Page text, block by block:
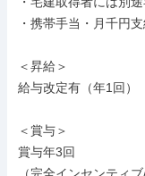
・携帯手当・月千円
＜昇給＞
給与改定有（年1回）
＜賞与＞
賞与年3回